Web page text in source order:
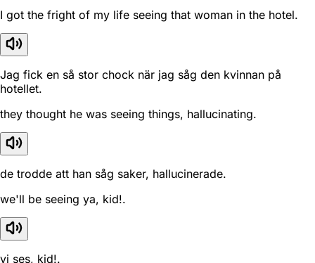
I got the fright of my life seeing that woman in the hotel.
Jag fick en så stor chock när jag såg den kvinnan på
hotellet.
they thought he was seeing things, hallucinating.
de trodde att han såg saker, hallucinerade.
we'll be seeing ya, kid!.
vi ses, kid!.